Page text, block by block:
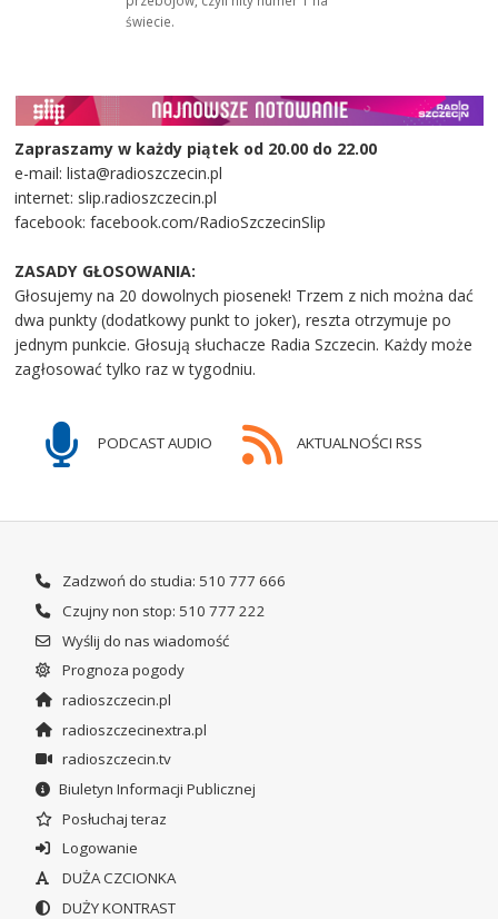
świecie.
Zapraszamy w każdy piątek od 20.00 do 22.00
e-mail: lista@radioszczecin.pl
internet: slip.radioszczecin.pl
facebook: facebook.com/RadioSzczecinSlip
ZASADY GŁOSOWANIA:
Głosujemy na 20 dowolnych piosenek! Trzem z nich można dać
dwa punkty (dodatkowy punkt to joker), reszta otrzymuje po
jednym punkcie. Głosują słuchacze Radia Szczecin. Każdy może
zagłosować tylko raz w tygodniu.
PODCAST AUDIO AKTUALNOŚCI RSS
Zadzwoń do studia: 510 777 666
Czujny non stop: 510 777 222
Wyślij do nas wiadomość
Prognoza pogody
radioszczecin.pl
radioszczecinextra.pl
radioszczecin.tv
Biuletyn Informacji Publicznej
Posłuchaj teraz
Logowanie
DUŻA CZCIONKA
DUŻY KONTRAST